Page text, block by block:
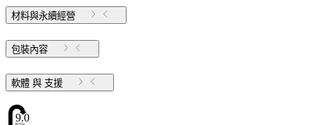
材料與永續經營
包裝內容
軟體 與 支援
9.07